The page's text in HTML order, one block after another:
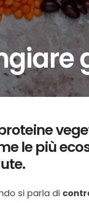
le più
si parla di